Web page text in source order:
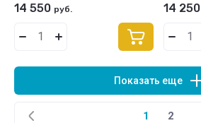
14 550 руб. 14 250
Показать еще
1 2